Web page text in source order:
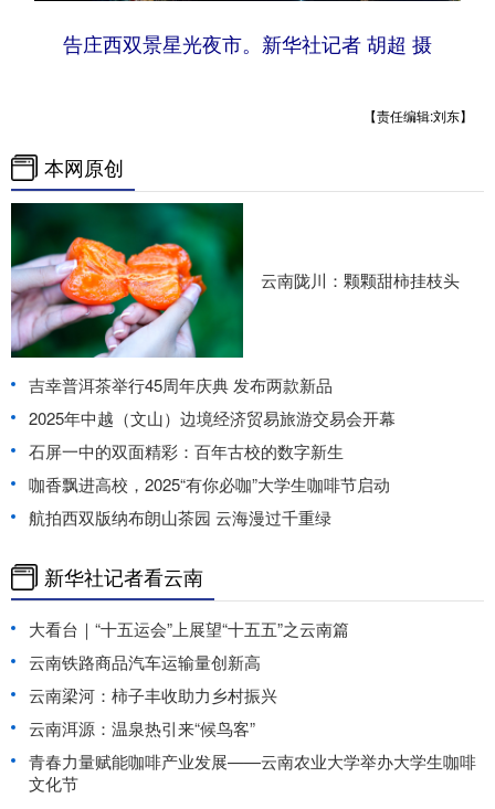
告庄西双景星光夜市。新华社记者 胡超 摄
【责任编辑:刘东】
本网原创
云南陇川：颗颗甜柿挂枝头
吉幸普洱茶举行45周年庆典 发布两款新品
2025年中越（文山）边境经济贸易旅游交易会开幕
石屏一中的双面精彩：百年古校的数字新生
咖香飘进高校，2025“有你必咖”大学生咖啡节启动
航拍西双版纳布朗山茶园 云海漫过千重绿
新华社记者看云南
大看台｜“十五运会”上展望“十五五”之云南篇
云南铁路商品汽车运输量创新高
云南梁河：柿子丰收助力乡村振兴
云南洱源：温泉热引来“候鸟客”
青春力量赋能咖啡产业发展——云南农业大学举办大学生咖啡
文化节